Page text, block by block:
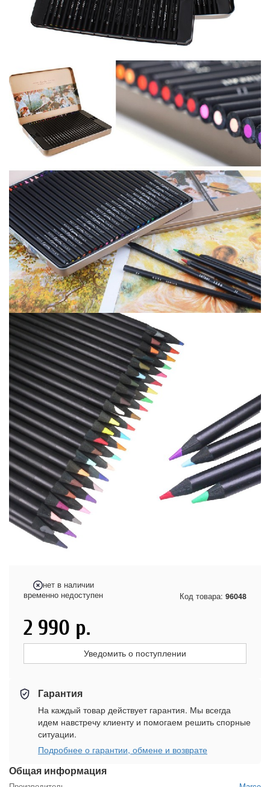
Общая информация
нет в наличии
временно недоступен
Код товара: 96048
2 990 р.
Уведомить о поступлении
Гарантия
На каждый товар действует гарантия. Мы всегда
идем навстречу клиенту и помогаем решить спорные
ситуации.
Подробнее о гарантии, обмене и возврате